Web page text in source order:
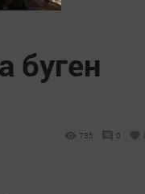
буген
735 0